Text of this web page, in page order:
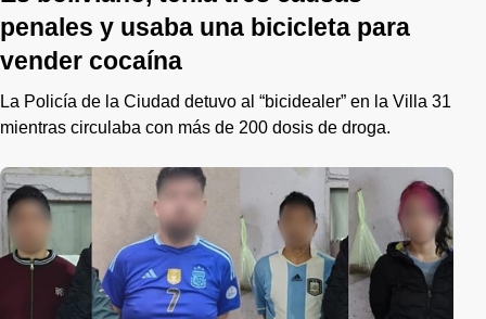
penales y usaba una bicicleta para
vender cocaína
La Policía de la Ciudad detuvo al “bicidealer” en la Villa 31
mientras circulaba con más de 200 dosis de droga.